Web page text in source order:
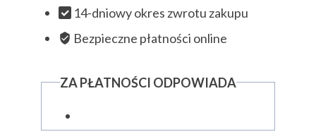
14-dniowy okres zwrotu zakupu
Bezpieczne płatności online
ZA PŁATNOŚCI ODPOWIADA